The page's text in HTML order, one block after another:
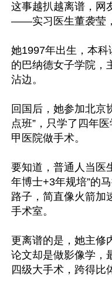
这事越扒越离谱，网
——实习医生董袭莹
她1997年出生，本
的巴纳德女子学院，
沾边。
回国后，她参加北京
点班”，只学了四年
甲医院做手术。
要知道，普通人当医
年博士+3年规培”的
路子，简直像火箭加
手术室。
更离谱的是，她主修
论文却是做影像学，
四级大手术，跨得比